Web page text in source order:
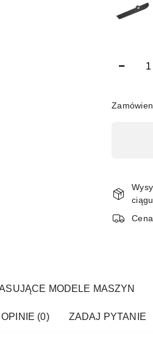
i
MODELE MASZYN
OPINIE (0) ZADAJ PYTANIE